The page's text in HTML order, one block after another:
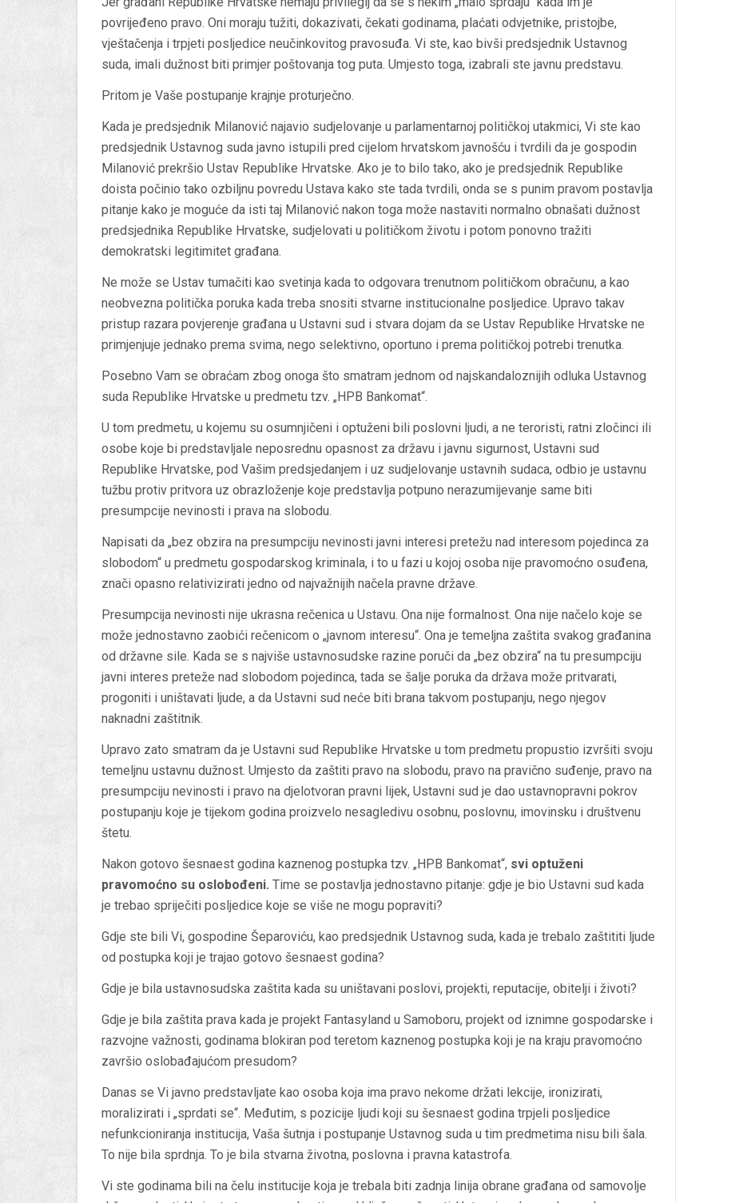
povrijeđeno pravo. Oni moraju tužiti, dokazivati, čekati godinama, plaćati odvjetnike, pristojbe,
vještačenja i trpjeti posljedice neučinkovitog pravosuđa. Vi ste, kao bivši predsjednik Ustavnog
suda, imali dužnost biti primjer poštovanja tog puta. Umjesto toga, izabrali ste javnu predstavu.
Pritom je Vaše postupanje krajnje proturječno.
Kada je predsjednik Milanović najavio sudjelovanje u parlamentarnoj političkoj utakmici, Vi ste kao
predsjednik Ustavnog suda javno istupili pred cijelom hrvatskom javnošću i tvrdili da je gospodin
Milanović prekršio Ustav Republike Hrvatske. Ako je to bilo tako, ako je predsjednik Republike
doista počinio tako ozbiljnu povredu Ustava kako ste tada tvrdili, onda se s punim pravom postavlja
pitanje kako je moguće da isti taj Milanović nakon toga može nastaviti normalno obnašati dužnost
predsjednika Republike Hrvatske, sudjelovati u političkom životu i potom ponovno tražiti
demokratski legitimitet građana.
Ne može se Ustav tumačiti kao svetinja kada to odgovara trenutnom političkom obračunu, a kao
neobvezna politička poruka kada treba snositi stvarne institucionalne posljedice. Upravo takav
pristup razara povjerenje građana u Ustavni sud i stvara dojam da se Ustav Republike Hrvatske ne
primjenjuje jednako prema svima, nego selektivno, oportuno i prema političkoj potrebi trenutka.
Posebno Vam se obraćam zbog onoga što smatram jednom od najskandaloznijih odluka Ustavnog
suda Republike Hrvatske u predmetu tzv. „HPB Bankomat“.
U tom predmetu, u kojemu su osumnjičeni i optuženi bili poslovni ljudi, a ne teroristi, ratni zločinci ili
osobe koje bi predstavljale neposrednu opasnost za državu i javnu sigurnost, Ustavni sud
Republike Hrvatske, pod Vašim predsjedanjem i uz sudjelovanje ustavnih sudaca, odbio je ustavnu
tužbu protiv pritvora uz obrazloženje koje predstavlja potpuno nerazumijevanje same biti
presumpcije nevinosti i prava na slobodu.
Napisati da „bez obzira na presumpciju nevinosti javni interesi pretežu nad interesom pojedinca za
slobodom“ u predmetu gospodarskog kriminala, i to u fazi u kojoj osoba nije pravomoćno osuđena,
znači opasno relativizirati jedno od najvažnijih načela pravne države.
Presumpcija nevinosti nije ukrasna rečenica u Ustavu. Ona nije formalnost. Ona nije načelo koje se
može jednostavno zaobići rečenicom o „javnom interesu“. Ona je temeljna zaštita svakog građanina
od državne sile. Kada se s najviše ustavnosudske razine poruči da „bez obzira“ na tu presumpciju
javni interes preteže nad slobodom pojedinca, tada se šalje poruka da država može pritvarati,
progoniti i uništavati ljude, a da Ustavni sud neće biti brana takvom postupanju, nego njegov
naknadni zaštitnik.
Upravo zato smatram da je Ustavni sud Republike Hrvatske u tom predmetu propustio izvršiti svoju
temeljnu ustavnu dužnost. Umjesto da zaštiti pravo na slobodu, pravo na pravično suđenje, pravo na
presumpciju nevinosti i pravo na djelotvoran pravni lijek, Ustavni sud je dao ustavnopravni pokrov
postupanju koje je tijekom godina proizvelo nesagledivu osobnu, poslovnu, imovinsku i društvenu
štetu.
Nakon gotovo šesnaest godina kaznenog postupka tzv. „HPB Bankomat“, svi optuženi
pravomoćno su oslobođeni. Time se postavlja jednostavno pitanje: gdje je bio Ustavni sud kada
je trebao spriječiti posljedice koje se više ne mogu popraviti?
Gdje ste bili Vi, gospodine Šeparoviću, kao predsjednik Ustavnog suda, kada je trebalo zaštititi ljude
od postupka koji je trajao gotovo šesnaest godina?
Gdje je bila ustavnosudska zaštita kada su uništavani poslovi, projekti, reputacije, obitelji i životi?
Gdje je bila zaštita prava kada je projekt Fantasyland u Samoboru, projekt od iznimne gospodarske i
razvojne važnosti, godinama blokiran pod teretom kaznenog postupka koji je na kraju pravomoćno
završio oslobađajućom presudom?
Danas se Vi javno predstavljate kao osoba koja ima pravo nekome držati lekcije, ironizirati,
moralizirati i „sprdati se“. Međutim, s pozicije ljudi koji su šesnaest godina trpjeli posljedice
nefunkcioniranja institucija, Vaša šutnja i postupanje Ustavnog suda u tim predmetima nisu bili šala.
To nije bila sprdnja. To je bila stvarna životna, poslovna i pravna katastrofa.
Vi ste godinama bili na čelu institucije koja je trebala biti zadnja linija obrane građana od samovolje